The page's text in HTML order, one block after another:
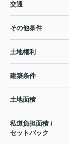
交通
その他条件
土地権利
建築条件
土地面積
私道負担面積 /
セットバック